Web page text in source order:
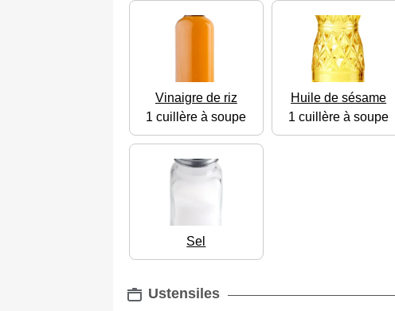
Vinaigre de riz
1 cuillère à soupe
Huile de sésame
1 cuillère à soupe
Sel
Ustensiles